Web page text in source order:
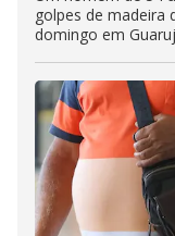
golpes de madeira
domingo em